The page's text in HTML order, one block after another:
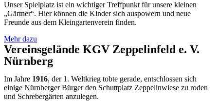
Unser Spielplatz ist ein wichtiger Treffpunkt für unsere kleinen
„Gärtner“. Hier können die Kinder sich auspowern und neue
Freunde aus dem Kleingartenverein finden.
Mehr dazu
Vereinsgelände KGV Zeppelinfeld e. V.
Nürnberg
Im Jahre 1916, der 1. Weltkrieg tobte gerade, entschlossen sich
einige Nürnberger Bürger den Schuttplatz Zeppelinwiese zu roden
und Schrebergärten anzulegen.